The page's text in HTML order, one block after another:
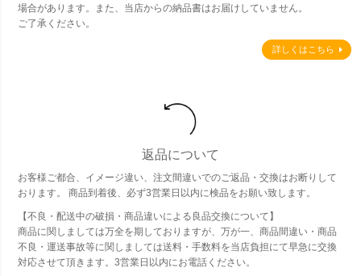
場合があります。また、当店からの納品書はお届けしていません。
ご了承ください。
詳しくはこちら
返品について
お客様ご都合、イメージ違い、注文間違いでのご返品・交換はお断りして
おります。 商品到着後、必ず3営業日以内に検品をお願い致します。
【不良・配送中の破損・商品違いによる良品交換について】
商品に関しましては万全を期しておりますが、万が一、商品間違い・商品
不良・運送事故等に関しましては送料・手数料を当店負担にて早急に交換
対応させて頂きます。3営業日以内にお電話ください。